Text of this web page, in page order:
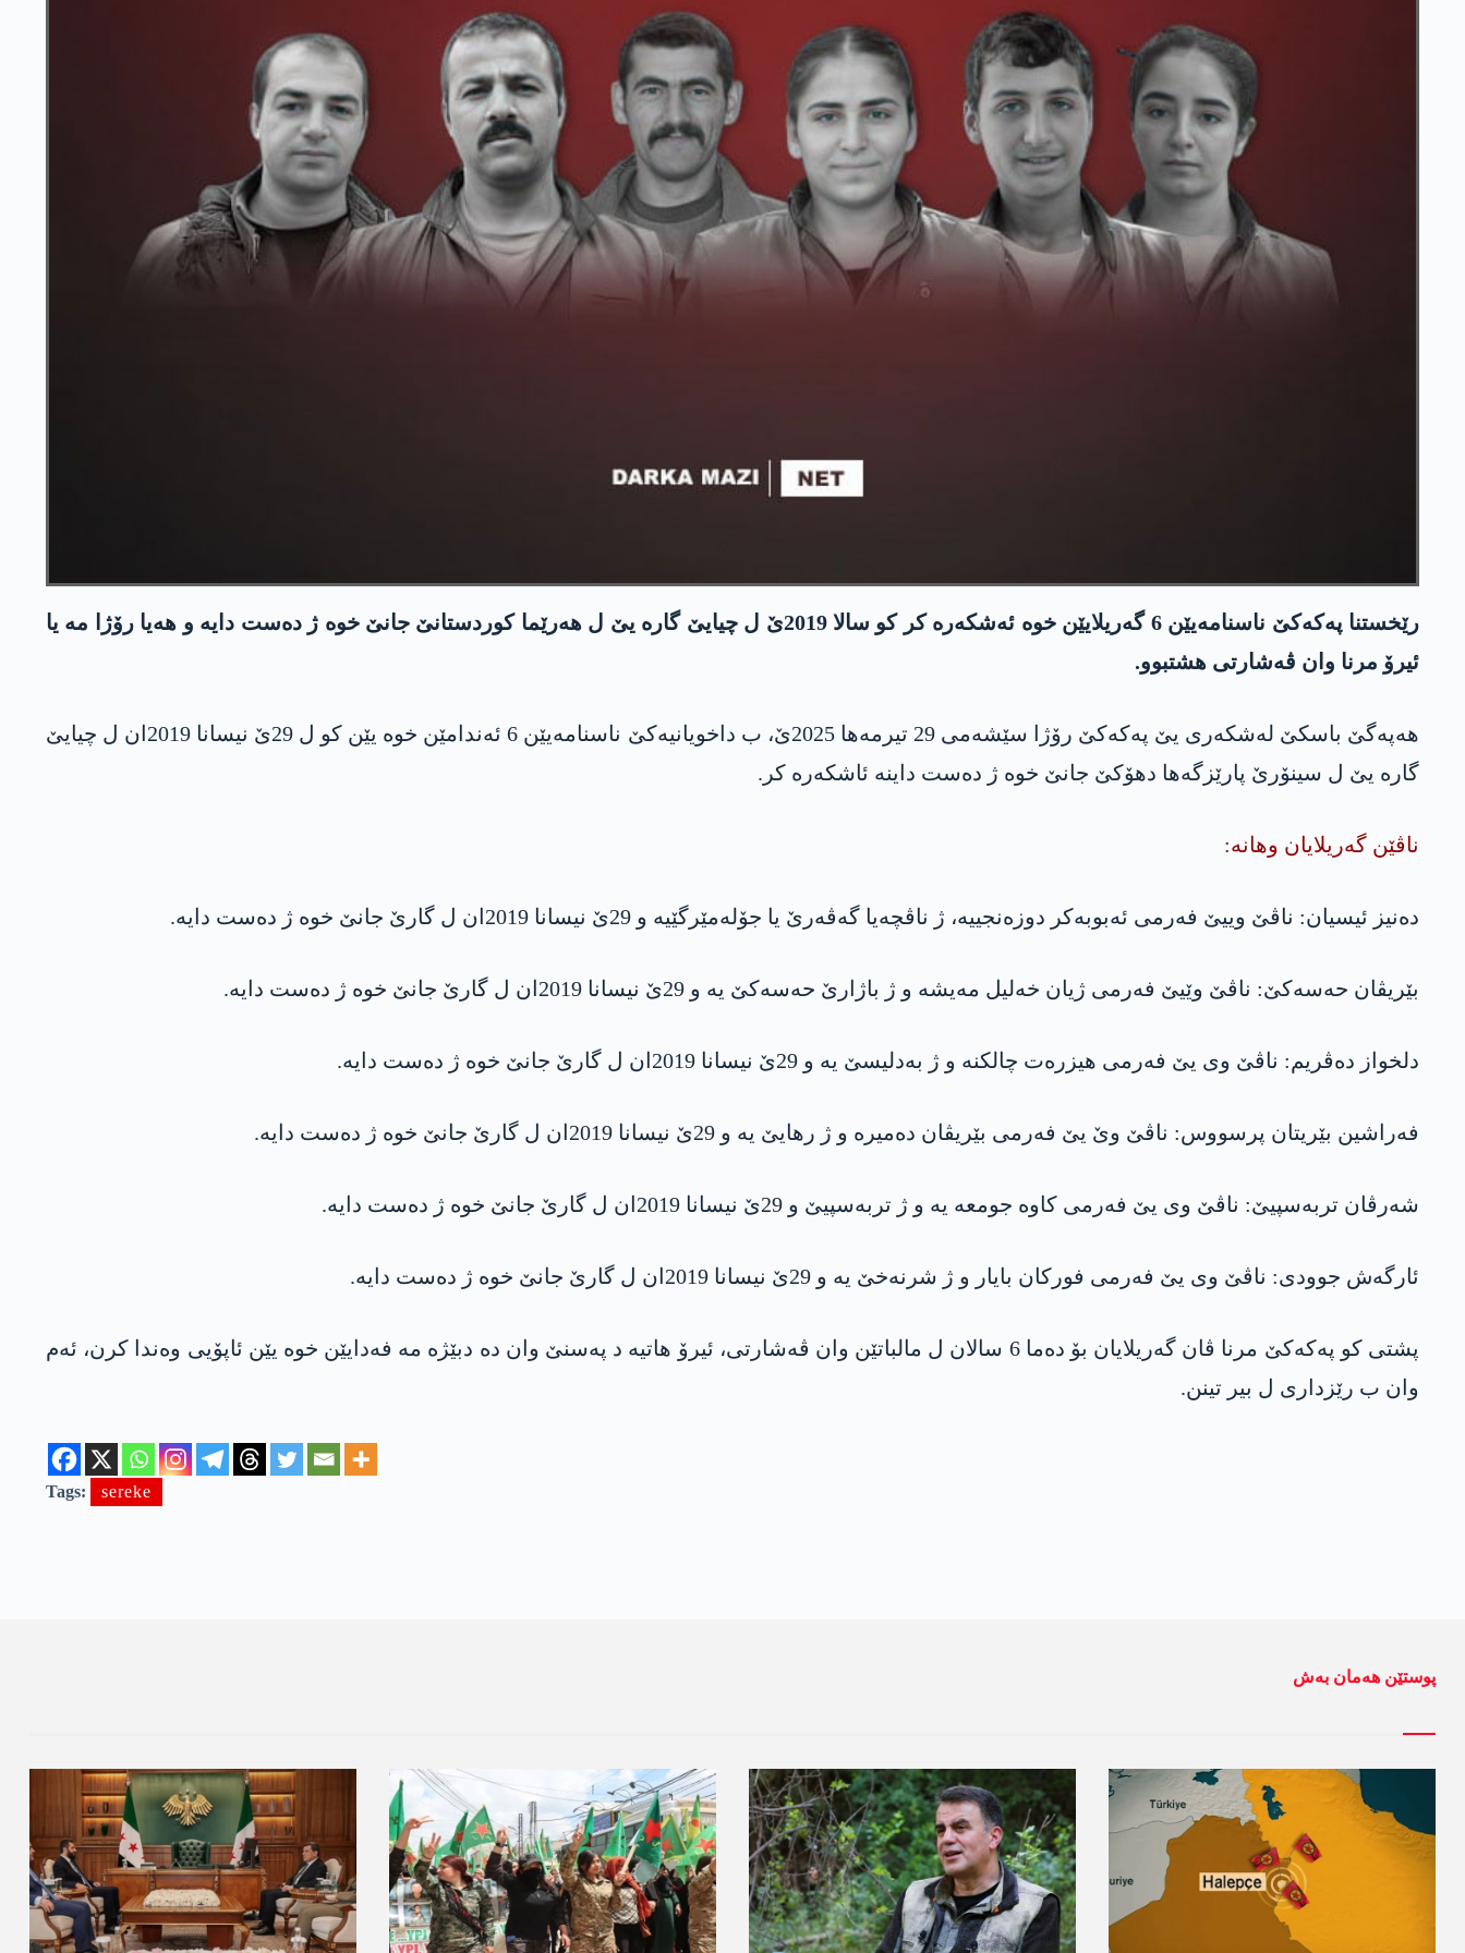
رێخستنا په‌كه‌كێ ناسنامەیێن 6 گەریلایێن خوە ئەشکەرە کر کو سالا 2019ێ ل چیایێ گاره‌ یێ ل هەرێما کوردستانێ جانێ خوە ژ دەست دایە و هه‌یا رۆژا مه‌ یا
ئیرۆ مرنا وان ڤه‌شارتی هشتبوو.
هه‌په‌گێ باسكێ له‌شكه‌ری یێ په‌كه‌كێ رۆژا سێشه‌می 29 تیرمه‌ها 2025ێ، ب داخویانیه‌كێ ناسنامه‌یێن 6 ئەندامێن خوە یێن کو ل 29ێ نیسانا 2019ان ل چیایێ
گاره‌ یێ ل سینۆرێ پارێزگه‌ها دهۆكێ جانێ خوە ژ دەست داینە ئاشکەره‌ کر.
ناڤێن گەریلایان وهانە:
دەنیز ئیسیان: ناڤێ وییێ فەرمی ئەبوبەکر دوزەنجییە، ژ ناڤچەیا گەڤەرێ یا جۆلەمێرگێیە و 29ێ نیسانا 2019ان ل گارێ جانێ خوە ژ دەست دایە.
بێریڤان حەسەکێ: ناڤێ وێیێ فەرمی ژیان خه‌لیل مەیشە و ژ باژارێ حه‌سه‌كێ یە و 29ێ نیسانا 2019ان ل گارێ جانێ خوە ژ دەست دایە.
دلخواز دەڤریم: ناڤێ وی یێ فەرمی هیزرەت چالکنە و ژ بەدلیسێ یە و 29ێ نیسانا 2019ان ل گارێ جانێ خوە ژ دەست دایە.
فەراشین بێریتان پرسووس: ناڤێ وێ یێ فەرمی بێریڤان دەمیرە و ژ رهایێ یە و 29ێ نیسانا 2019ان ل گارێ جانێ خوە ژ دەست دایە.
شەرڤان تربەسپیێ: ناڤێ وی یێ فەرمی کاوه‌ جومعه‌ یه‌ و ژ تربەسپیێ و 29ێ نیسانا 2019ان ل گارێ جانێ خوە ژ دەست دایە.
ئارگەش جوودی: ناڤێ وی یێ فەرمی فورکان بایار و ژ شرنەخێ یە و 29ێ نیسانا 2019ان ل گارێ جانێ خوە ژ دەست دایە.
پشتی كو په‌كه‌كێ مرنا ڤان گه‌ریلایان بۆ ده‌ما 6 سالان ل مالباتێن وان ڤه‌شارتی، ئیرۆ هاتیه‌ د په‌سنێ وان ده‌ دبێژه‌ مه‌ فه‌دایێن خوه‌ یێن ئاپۆیی وه‌ندا كرن، ئه‌م
وان ب رێزداری ل بیر تینن.
Tags: sereke
پوستێن ھەمان بەش